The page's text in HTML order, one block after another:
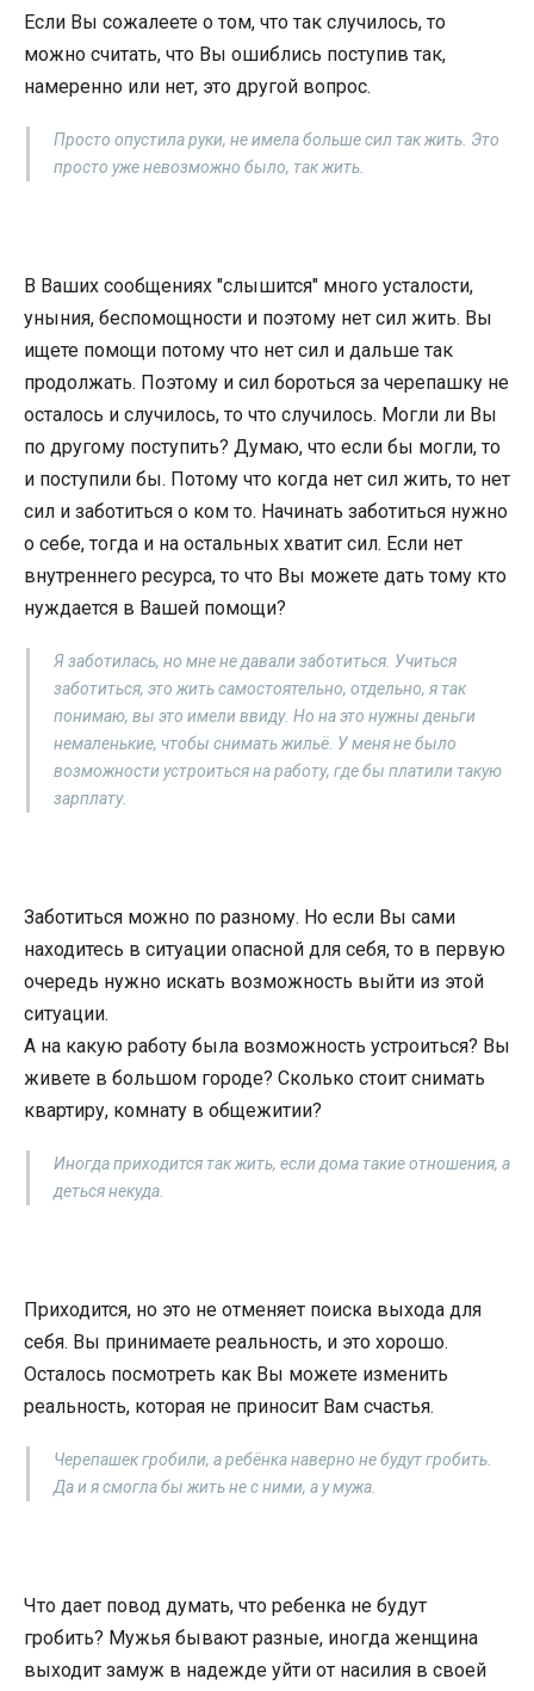
Если Вы сожалеете о том, что так случилось, то
можно считать, что Вы ошиблись поступив так,
намеренно или нет, это другой вопрос.
Просто опустила руки, не имела больше сил так жить. Это
просто уже невозможно было, так жить.
В Ваших сообщениях "слышится" много усталости,
уныния, беспомощности и поэтому нет сил жить. Вы
ищете помощи потому что нет сил и дальше так
продолжать. Поэтому и сил бороться за черепашку не
осталось и случилось, то что случилось. Могли ли Вы
по другому поступить? Думаю, что если бы могли, то
и поступили бы. Потому что когда нет сил жить, то нет
сил и заботиться о ком то. Начинать заботиться нужно
о себе, тогда и на остальных хватит сил. Если нет
внутреннего ресурса, то что Вы можете дать тому кто
нуждается в Вашей помощи?
Я заботилась, но мне не давали заботиться. Учиться
заботиться, это жить самостоятельно, отдельно, я так
понимаю, вы это имели ввиду. Но на это нужны деньги
немаленькие, чтобы снимать жильё. У меня не было
возможности устроиться на работу, где бы платили такую
зарплату.
Заботиться можно по разному. Но если Вы сами
находитесь в ситуации опасной для себя, то в первую
очередь нужно искать возможность выйти из этой
ситуации.
А на какую работу была возможность устроиться? Вы
живете в большом городе? Сколько стоит снимать
квартиру, комнату в общежитии?
Иногда приходится так жить, если дома такие отношения, а
деться некуда.
Приходится, но это не отменяет поиска выхода для
себя. Вы принимаете реальность, и это хорошо.
Осталось посмотреть как Вы можете изменить
реальность, которая не приносит Вам счастья.
Черепашек гробили, а ребёнка наверно не будут гробить.
Да и я смогла бы жить не с ними, а у мужа.
Что дает повод думать, что ребенка не будут
гробить? Мужья бывают разные, иногда женщина
выходит замуж в надежде уйти от насилия в своей